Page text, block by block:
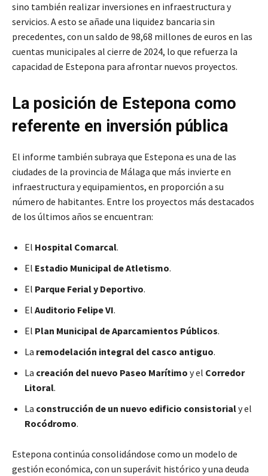
sino también realizar inversiones en infraestructura y
servicios. A esto se añade una liquidez bancaria sin
precedentes, con un saldo de 98,68 millones de euros en las
cuentas municipales al cierre de 2024, lo que refuerza la
capacidad de Estepona para afrontar nuevos proyectos.
La posición de Estepona como
referente en inversión pública
El informe también subraya que Estepona es una de las
ciudades de la provincia de Málaga que más invierte en
infraestructura y equipamientos, en proporción a su
número de habitantes. Entre los proyectos más destacados
de los últimos años se encuentran:
El Hospital Comarcal.
El Estadio Municipal de Atletismo.
El Parque Ferial y Deportivo.
El Auditorio Felipe VI.
El Plan Municipal de Aparcamientos Públicos.
La remodelación integral del casco antiguo.
La creación del nuevo Paseo Marítimo y el Corredor
Litoral.
La construcción de un nuevo edificio consistorialy el
Rocódromo.
Estepona continúa consolidándose como un modelo de
gestión económica, con un superávit histórico y una deuda